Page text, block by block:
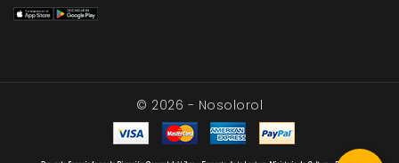
© 2026 - Nosolorol